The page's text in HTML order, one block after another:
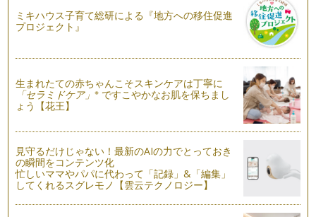
男性にも好きな方が多く、いまだに根強い人気のあるティラミ
ス。 大きな深皿に作って、…
今が旬！桃のパンナコッタ～２層仕立て～
今までいくつかの「冷やして固める」おやつを紹介してきまし
た。 今回はそのまと…
夏のお弁当にもOK！ グレープフルーツゼリー
暑い夏のおやつは、ひんやり冷たいゼリーが簡単でおいしいで
すね。 今回は果実の皮を器…
ベランダガーデンと楽しむ♪ひんやりミントゼリー
突然ですが、みなさんはベランダで何かを育てていらっしゃい
ますか？ 我が家…
ミキハウス子育て総研による『地方への移住促進
プロジェクト』
生まれたての赤ちゃんこそスキンケアは丁寧に
「セラミドケア」※ ですこやかなお肌を保ちまし
ょう【花王】
見守るだけじゃない！最新のAIの力でとっておき
の瞬間をコンテンツ化
忙しいママやパパに代わって「記録」&「編集」
してくれるスグレモノ【雲云テクノロジー】